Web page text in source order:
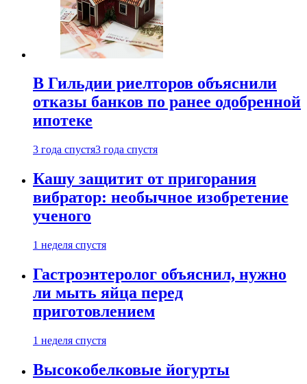
В Гильдии риелторов объяснили
отказы банков по ранее одобренной
ипотеке
3 года спустя3 года спустя
Кашу защитит от пригорания
вибратор: необычное изобретение
ученого
1 неделя спустя
Гастроэнтеролог объяснил, нужно
ли мыть яйца перед
приготовлением
1 неделя спустя
Высокобелковые йогурты